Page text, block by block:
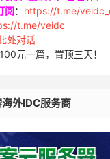
阅： https://t.me/
t.me/veidc
处对话
100元一篇，置顶三天！
外IDC服务商